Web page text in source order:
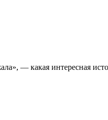
— какая интересная